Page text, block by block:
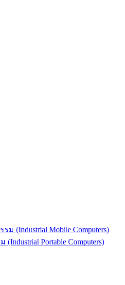
(Industrial Mobile Computers)
Portable Computers)